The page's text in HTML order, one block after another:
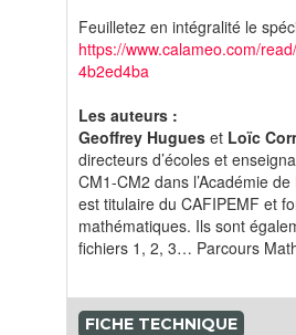
Feuilletez en intégralité le
https://www.calameo.com/
4b2ed4ba
Les auteurs :
Geoffrey Hugues et Loïc
directeurs d’écoles et
CM1-CM2 dans l’Académie
est titulaire du CAFIPEMF et
mathématiques. Ils sont
fichiers 1, 2, 3… Parcours
FICHE TECHNIQUE